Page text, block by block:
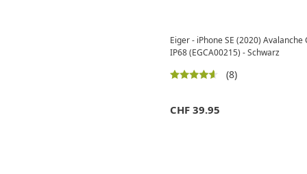
Eiger - iPhone SE (2020)
IP68 (EGCA00215) - Schwarz
(8)
CHF 39.95